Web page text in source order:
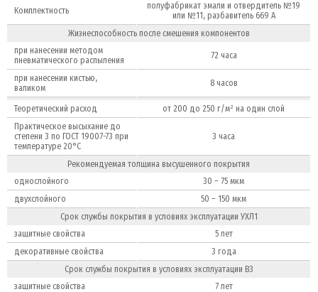
Комплектность
полуфабрикат эмали и отвердитель №19
или №11, разбавитель 669 А
Жизнеспособность после смешения компонентов
при нанесении методом
пневматического распыления
72 часа
при нанесении кистью,
валиком
8 часов
Теоретический расход
от 200 до 250 г/м² на один слой
Практическое высыхание до
степени 3 по ГОСТ 19007-73 при
температуре 20°С
3 часа
Рекомендуемая толщина высушенного покрытия
однослойного
30 – 75 мкм
двухслойного
50 – 150 мкм
Срок службы покрытия в условиях эксплуатации УХЛ1
защитные свойства
5 лет
декоративные свойства
3 года
Срок службы покрытия в условиях эксплуатации В3
защитные свойства
7 лет